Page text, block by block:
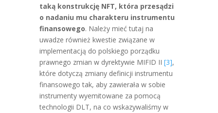
taką konstrukcję NFT, która przesądzi
o nadaniu mu charakteru instrumentu
finansowego. Należy mieć tutaj na
uwadze również kwestie związane w
implementacją do polskiego porządku
prawnego zmian w dyrektywie MIFID II [3],
które dotyczą zmiany definicji instrumentu
finansowego tak, aby zawierała w sobie
instrumenty wyemitowane za pomocą
technologii DLT, na co wskazywaliśmy w